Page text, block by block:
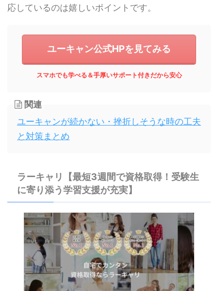
応しているのは嬉しいポイントです。
ユーキャン公式HPを見てみる
スマホでも学べる＆手厚いサポート付きだから安心
関連
ユーキャンが続かない・挫折しそうな時の工夫
と対策まとめ
ラーキャリ【最短3週間で資格取得！受験生
に寄り添う学習支援が充実】